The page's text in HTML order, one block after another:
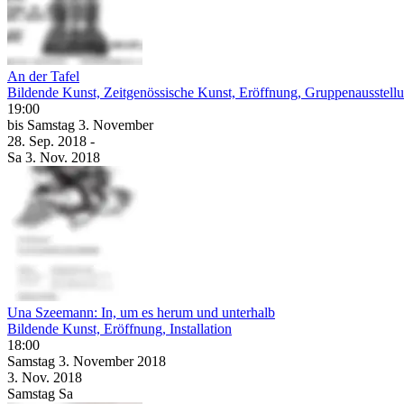
An der Tafel
Bildende Kunst, Zeitgenössische Kunst, Eröffnung,
19:00
bis Samstag 3. November
28. Sep. 2018 -
Sa 3. Nov. 2018
Una Szeemann: In, um es herum und unterhalb
Bildende Kunst, Eröffnung, Installation
18:00
Samstag 3. November 2018
3. Nov. 2018
Samstag Sa